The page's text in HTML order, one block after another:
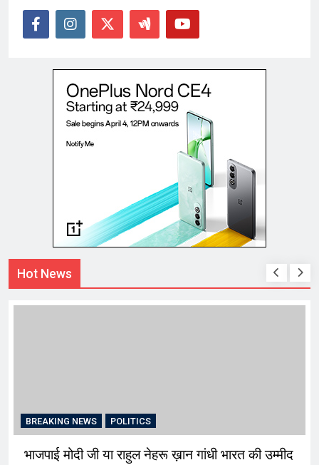
Hot News
BREAKING NEWS POLITICS
भाजपाई मोदी जी या राहुल नेहरू ख़ान गांधी भारत की उम्मीद